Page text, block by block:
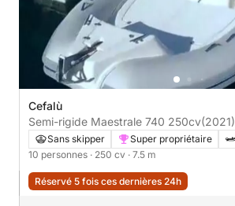
Cefalù
Semi-rigide Maestrale 740 250cv(2021)
Sans skipper Super propriétaire
10 personnes · 250 cv · 7.5 m
Réservé 5 fois ces dernières 24h